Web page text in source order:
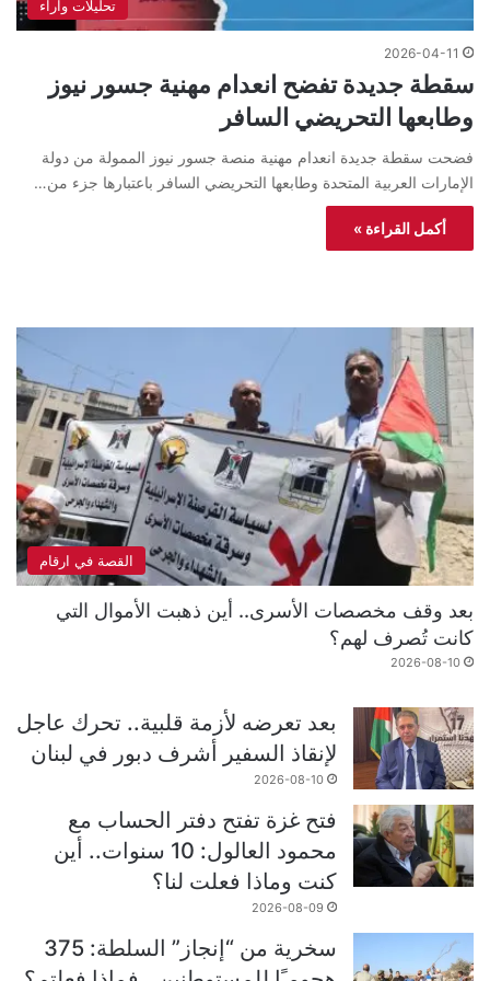
تحليلات واراء
2026-04-11
سقطة جديدة تفضح انعدام مهنية جسور نيوز
وطابعها التحريضي السافر
فضحت سقطة جديدة انعدام مهنية منصة جسور نيوز الممولة من دولة
الإمارات العربية المتحدة وطابعها التحريضي السافر باعتبارها جزء من…
أكمل القراءة »
القصة في ارقام
بعد وقف مخصصات الأسرى.. أين ذهبت الأموال التي
كانت تُصرف لهم؟
2026-08-10
بعد تعرضه لأزمة قلبية.. تحرك عاجل
لإنقاذ السفير أشرف دبور في لبنان
2026-08-10
فتح غزة تفتح دفتر الحساب مع
محمود العالول: 10 سنوات.. أين
كنت وماذا فعلت لنا؟
2026-08-09
سخرية من “إنجاز” السلطة: 375